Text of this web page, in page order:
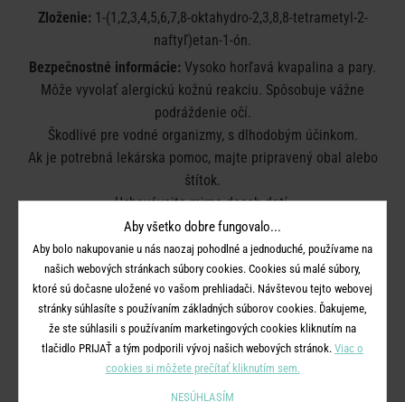
Zloženie:1-(1,2,3,4,5,6,7,8-oktahydro-2,3,8,8-tetrametyl-2-
naftyľ)etan-1-ón.
Bezpečnostné informácie: Vysoko horľavá kvapalina a pary.
Môže vyvolať alergickú kožnú reakciu. Spôsobuje vážne
podráždenie očí.
Škodlivé pre vodné organizmy, s dlhodobým účinkom.
Ak je potrebná lekárska pomoc, majte pripravený obal alebo
štítok.
Uchovávajte mimo dosah detí.
Chráňte pred teplom, horúcimi povrchmi, iskrami, otvoreným
ohňom a inými zdrojmi zapálenia.
Nekúrite. Pri manipulácii používajte vhodné ochranné rukavice.
Ak dôjde k podráždeniu kože: vyhľadajte lekársku pomoc alebo
ošetrenie.
Zlikvidujte obsah/obal v súlade s miestnymi / národnými /
medzinárodnými predpismi.
Aby všetko dobre fungovalo...
Aby bolo nakupovanie u nás naozaj pohodlné a jednoduché, používame na
našich webových stránkach súbory cookies. Cookies sú malé súbory,
ktoré sú dočasne uložené vo vašom prehliadači. Návštevou tejto webovej
stránky súhlasíte s používaním základných súborov cookies. Ďakujeme,
že ste súhlasili s používaním marketingových cookies kliknutím na
tlačidlo PRIJAŤ a tým podporili vývoj našich webových stránok. Viac o
cookies si môžete prečítať kliknutím sem.
NESÚHLASÍM